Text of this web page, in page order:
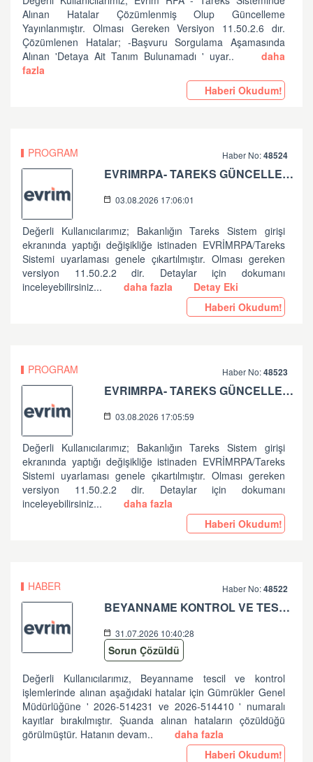
Alınan Hatalar Çözümlenmiş Olup Güncelleme
Yayınlanmıştır. Olması Gereken Versiyon 11.50.2.6 dır.
Çözümlenen Hatalar; -Başvuru Sorgulama Aşamasında
Alınan 'Detaya Ait Tanım Bulunamadı ' uyar..
daha
fazla
Haberi Okudum!
PROGRAM Haber No:48524
EVRIMRPA- TAREKS GÜNCELLEMESI HAKKINDA (V: 11.50.2.2)
03.08.2026 17:06:01
Değerli Kullanıcılarımız; Bakanlığın Tareks Sistem girişi
ekranında yaptığı değişikliğe istinaden EVRİMRPA/Tareks
Sistemi uyarlaması genele çıkartılmıştır. Olması gereken
versiyon 11.50.2.2 dir. Detaylar için dokumanı
inceleyebilirsiniz...
daha fazla
Detay Eki
Haberi Okudum!
PROGRAM Haber No:48523
EVRIMRPA- TAREKS GÜNCELLEMESI HAKKINDA
03.08.2026 17:05:59
Değerli Kullanıcılarımız; Bakanlığın Tareks Sistem girişi
ekranında yaptığı değişikliğe istinaden EVRİMRPA/Tareks
Sistemi uyarlaması genele çıkartılmıştır. Olması gereken
versiyon 11.50.2.2 dir. Detaylar için dokumanı
inceleyebilirsiniz...
daha fazla
Haberi Okudum!
HABER Haber No:48522
BEYANNAME KONTROL VE TESCİL İŞLEMLERİNDE ALINAN HATALAR HK
31.07.2026 10:40:28
Sorun Çözüldü
Değerli Kullanıcılarımız, Beyanname tescil ve kontrol
işlemlerinde alınan aşağıdaki hatalar için Gümrükler Genel
Müdürlüğüne ' 2026-514231 ve 2026-514410 ' numaralı
kayıtlar bırakılmıştır. Şuanda alınan hataların çözüldüğü
görülmüştür. Hatanın devam..
daha fazla
Haberi Okudum!